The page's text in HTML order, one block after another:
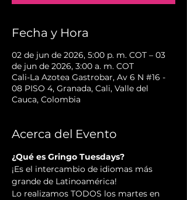
Fecha y Hora
02 de jun de 2026, 5:00 p. m. COT – 03
de jun de 2026, 3:00 a. m. COT
Cali-La Azotea Gastrobar, Av 6 N #16 -
08 PISO 4, Granada, Cali, Valle del
Cauca, Colombia
Acerca del Evento
¿Qué es Gringo Tuesdays?
¡Es el intercambio de idiomas más
grande de Latinoamérica!
Lo realizamos TODOS los martes en